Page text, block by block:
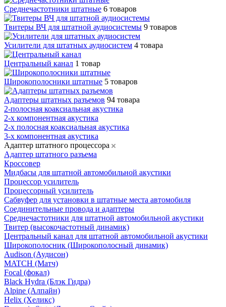
Среднечастотники штатные 6 товаров
Твитеры ВЧ для штатной аудиосистемы 9 товаров
Усилители для штатных аудиосистем 4 товара
Центральный канал 1 товар
Широкополосники штатные 5 товаров
Адаптеры штатных разъемов 94 товара
2-полосная коаксиальная акустика
2-х компонентная акустика
2-х полосная коаксиальная акустика
3-х компонентная акустика
Адаптер штатного процессора
Адаптер штатного разъема
Кроссовер
Мидбасы для штатной автомобильной акустики
Процессор усилитель
Процессорный усилитель
Сабвуфер для установки в штатные места автомобиля
Соединительные провода и адаптеры
Среднечастотники для штатной автомобильной акустики
Твитер (высокочастотный динамик)
Центральный канал для штатной автомобильной акустики
Широкополосник (Широкополосный динамик)
Audison (Аудисон)
MATCH (Матч)
Focal (фокал)
Black Hydra (Блэк Гидра)
Alpine (Алпайн)
Helix (Хеликс)